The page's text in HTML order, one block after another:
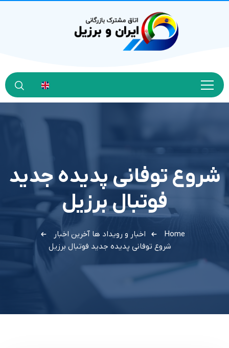
شروع توفانی پدیده جدید
فوتبال برزیل
Home اخبار و رویداد ها آخرین اخبار
شروع توفانی پدیده جدید فوتبال برزیل